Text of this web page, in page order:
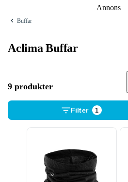
Annons
Buffar
Aclima Buffar
9 produkter
Filter 1